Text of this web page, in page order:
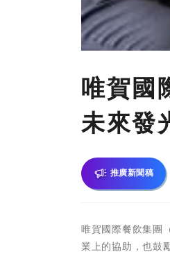
唯賀國
未來發
推廣新聞稿
唯賀國際餐飲集團
業上的協助，也鼓